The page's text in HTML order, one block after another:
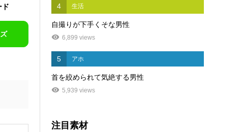
ド 4 生活
自撮りが下手くそな男性
6,899 views
5 アホ
首を絞められて気絶する男性
5,939 views
注目素材